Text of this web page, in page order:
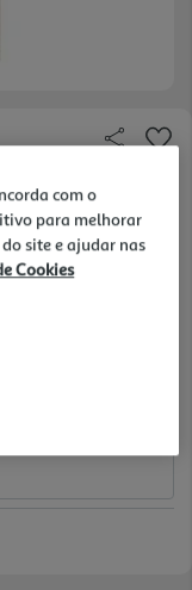
com o
para melhorar
site e ajudar nas
Cookies